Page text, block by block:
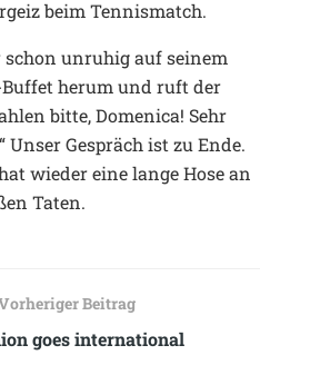
beim Tennismatch.
unruhig auf seinem
Buffet herum und ruft der
bitte, Domenica! Sehr
Unser Gespräch ist zu Ende.
wieder eine lange Hose an
Taten.
Beitrag
goes international